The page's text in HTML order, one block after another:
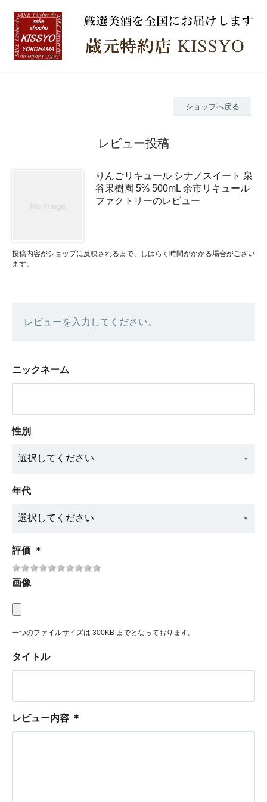
ショップへ戻る
レビュー投稿
りんごリキュール シナノスイート 泉
谷果樹園 5% 500mL 余市リキュール
ファクトリーのレビュー
投稿内容がショップに反映されるまで、しばらく時間がかかる場合がござい
ます。
レビューを入力してください。
ニックネーム
性別
年代
評価 ＊
画像
一つのファイルサイズは 300KB までとなっております。
タイトル
レビュー内容 ＊